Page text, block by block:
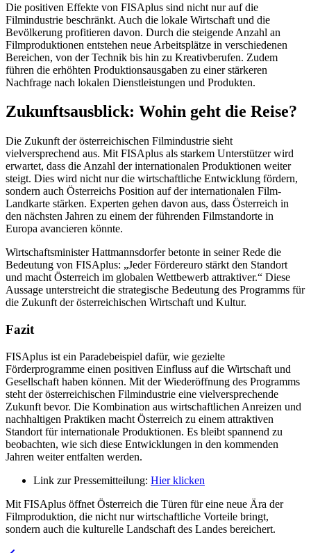
Die positiven Effekte von FISAplus sind nicht nur auf die
Filmindustrie beschränkt. Auch die lokale Wirtschaft und die
Bevölkerung profitieren davon. Durch die steigende Anzahl an
Filmproduktionen entstehen neue Arbeitsplätze in verschiedenen
Bereichen, von der Technik bis hin zu Kreativberufen. Zudem
führen die erhöhten Produktionsausgaben zu einer stärkeren
Nachfrage nach lokalen Dienstleistungen und Produkten.
Zukunftsausblick: Wohin geht die Reise?
Die Zukunft der österreichischen Filmindustrie sieht
vielversprechend aus. Mit FISAplus als starkem Unterstützer wird
erwartet, dass die Anzahl der internationalen Produktionen weiter
steigt. Dies wird nicht nur die wirtschaftliche Entwicklung fördern,
sondern auch Österreichs Position auf der internationalen Film-
Landkarte stärken. Experten gehen davon aus, dass Österreich in
den nächsten Jahren zu einem der führenden Filmstandorte in
Europa avancieren könnte.
Wirtschaftsminister Hattmannsdorfer betonte in seiner Rede die
Bedeutung von FISAplus: „Jeder Fördereuro stärkt den Standort
und macht Österreich im globalen Wettbewerb attraktiver.“ Diese
Aussage unterstreicht die strategische Bedeutung des Programms für
die Zukunft der österreichischen Wirtschaft und Kultur.
Fazit
FISAplus ist ein Paradebeispiel dafür, wie gezielte
Förderprogramme einen positiven Einfluss auf die Wirtschaft und
Gesellschaft haben können. Mit der Wiederöffnung des Programms
steht der österreichischen Filmindustrie eine vielversprechende
Zukunft bevor. Die Kombination aus wirtschaftlichen Anreizen und
nachhaltigen Praktiken macht Österreich zu einem attraktiven
Standort für internationale Produktionen. Es bleibt spannend zu
beobachten, wie sich diese Entwicklungen in den kommenden
Jahren weiter entfalten werden.
Link zur Pressemitteilung: Hier klicken
Mit FISAplus öffnet Österreich die Türen für eine neue Ära der
Filmproduktion, die nicht nur wirtschaftliche Vorteile bringt,
sondern auch die kulturelle Landschaft des Landes bereichert.